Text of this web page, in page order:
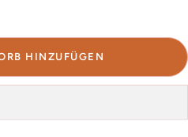
HINZUFÜGEN